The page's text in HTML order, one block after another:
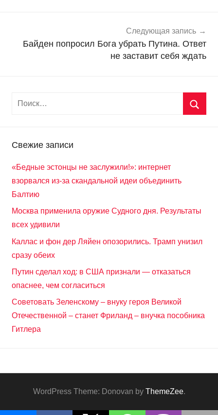
Следующая запись
Байден попросил Бога убрать Путина. Ответ
не заставит себя ждать
Свежие записи
«Бедные эстонцы не заслужили!»: интернет
взорвался из-за скандальной идеи объединить
Балтию
Москва применила оружие Судного дня. Результаты
всех удивили
Каллас и фон дер Ляйен опозорились. Трамп унизил
сразу обеих
Путин сделал ход: в США признали — отказаться
опаснее, чем согласиться
Советовать Зеленскому – внуку героя Великой
Отечественной – станет Фриланд – внучка пособника
Гитлера
WordPress Theme: Donovan by ThemeZee.